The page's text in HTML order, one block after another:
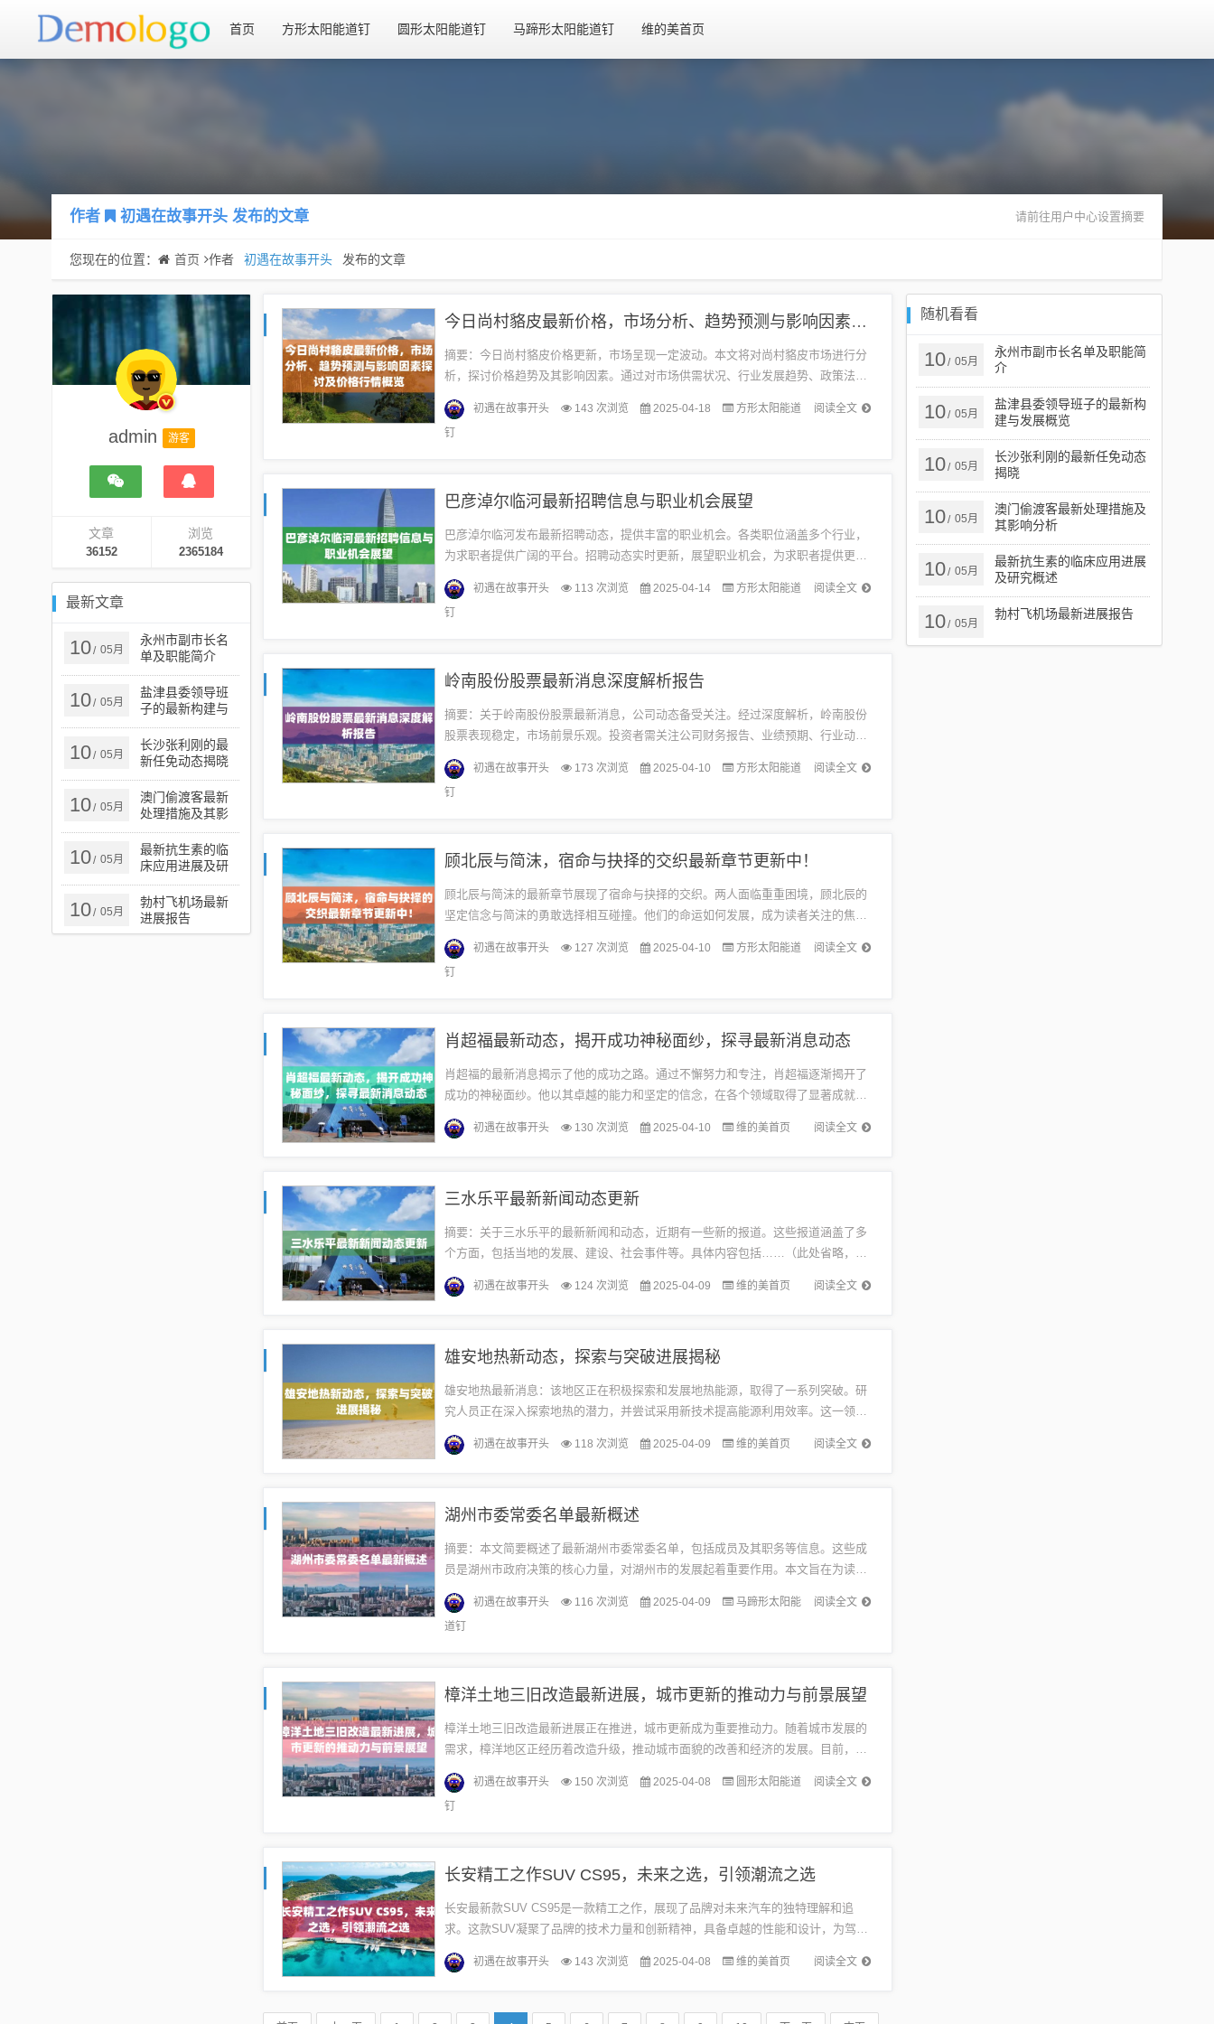
首页 方形太阳能道钉 圆形太阳能道钉 马蹄形太阳能道钉 维的美首页
作者 初遇在故事开头 发布的文章 请前往用户中心设置摘要
您现在的位置： 首页 作者 初遇在故事开头 发布的文章
admin 游客
文章
36152
浏览
2365184
最新文章
10/ 05月
永州市副市长名
单及职能简介
10/ 05月
盐津县委领导班
子的最新构建与
发展概览
10/ 05月
长沙张利刚的最
新任免动态揭晓
10/ 05月
澳门偷渡客最新
处理措施及其影
响分析
10/ 05月
最新抗生素的临
床应用进展及研
究概述
10/ 05月
勃村飞机场最新
进展报告
今日尚村貉皮最新价格，市场分析、趋势预测与影响因素探讨及价格行情概览
摘要：今日尚村貉皮价格更新，市场呈现一定波动。本文将对尚村貉皮市场进行分
析，探讨价格趋势及其影响因素。通过对市场供需状况、行业发展趋势、政策法规
等方面进行综合评估，预测未来尚村貉皮价格走势，为相关人士提供参考。尚村
貉...
阅读全文
初遇在故事开头 143 次浏览 2025-04-18
方形太阳能道
钉
巴彦淖尔临河最新招聘信息与职业机会展望
巴彦淖尔临河发布最新招聘动态，提供丰富的职业机会。各类职位涵盖多个行业，
为求职者提供广阔的平台。招聘动态实时更新，展望职业机会，为求职者提供更多
选择和更好的就业前景。巴彦淖尔临河最新招聘动态巴彦淖尔临河区作为内蒙古
西...
阅读全文
初遇在故事开头 113 次浏览 2025-04-14
方形太阳能道
钉
岭南股份股票最新消息深度解析报告
摘要：关于岭南股份股票最新消息，公司动态备受关注。经过深度解析，岭南股份
股票表现稳定，市场前景乐观。投资者需关注公司财务报告、业绩预期、行业动态
及相关政策等因素，以做出明智的投资决策。更多详细消息可进一步查询公司官
网...
阅读全文
初遇在故事开头 173 次浏览 2025-04-10
方形太阳能道
钉
顾北辰与简沫，宿命与抉择的交织最新章节更新中！
顾北辰与简沫的最新章节展现了宿命与抉择的交织。两人面临重重困境，顾北辰的
坚定信念与简沫的勇敢选择相互碰撞。他们的命运如何发展，成为读者关注的焦
点。章节中充满悬念和情感冲突，让人期待接下来的故事走向。宿命的阴影在最新
章...
阅读全文
初遇在故事开头 127 次浏览 2025-04-10
方形太阳能道
钉
肖超福最新动态，揭开成功神秘面纱，探寻最新消息动态
肖超福的最新消息揭示了他的成功之路。通过不懈努力和专注，肖超福逐渐揭开了
成功的神秘面纱。他以其卓越的能力和坚定的信念，在各个领域取得了显著成就。
肖超福的故事激励着人们，展示了一个努力奋斗、勇往直前的榜样。他的成功并
非...
阅读全文
初遇在故事开头 130 次浏览 2025-04-10 维的美首页
三水乐平最新新闻动态更新
摘要：关于三水乐平的最新新闻和动态，近期有一些新的报道。这些报道涵盖了多
个方面，包括当地的发展、建设、社会事件等。具体内容包括……（此处省略，因
为未提供具体新闻内容）。这些新闻动态反映了三水乐平的新发展和社会状况，
引...
阅读全文
初遇在故事开头 124 次浏览 2025-04-09 维的美首页
雄安地热新动态，探索与突破进展揭秘
雄安地热最新消息：该地区正在积极探索和发展地热能源，取得了一系列突破。研
究人员正在深入探索地热的潜力，并尝试采用新技术提高能源利用效率。这一领域
的进展将有助于推动雄安新区可持续发展，并为整个地区提供清洁、可持续的能
源...
阅读全文
初遇在故事开头 118 次浏览 2025-04-09 维的美首页
湖州市委常委名单最新概述
摘要：本文简要概述了最新湖州市委常委名单，包括成员及其职务等信息。这些成
员是湖州市政府决策的核心力量，对湖州市的发展起着重要作用。本文旨在为读者
提供关于湖州市委常委名单的简要信息。湖州市概况湖州市位于浙江省北部，地
处...
阅读全文
初遇在故事开头 116 次浏览 2025-04-09
马蹄形太阳能
道钉
樟洋土地三旧改造最新进展，城市更新的推动力与前景展望
樟洋土地三旧改造最新进展正在推进，城市更新成为重要推动力。随着城市发展的
需求，樟洋地区正经历着改造升级，推动城市面貌的改善和经济的发展。目前，该
地区的改造工作已取得一定成果，未来还将继续深化并拓展改造范围。展望未
来，...
阅读全文
初遇在故事开头 150 次浏览 2025-04-08
圆形太阳能道
钉
长安精工之作SUV CS95，未来之选，引领潮流之选
长安最新款SUV CS95是一款精工之作，展现了品牌对未来汽车的独特理解和追
求。这款SUV凝聚了品牌的技术力量和创新精神，具备卓越的性能和设计，为驾驶
者带来极致的驾驶体验。作为未来之选，CS95将引领消费者进入全新的...
阅读全文
初遇在故事开头 143 次浏览 2025-04-08 维的美首页
随机看看
10/ 05月
永州市副市长名单及职能简
介
10/ 05月
盐津县委领导班子的最新构
建与发展概览
10/ 05月
长沙张利刚的最新任免动态
揭晓
10/ 05月
澳门偷渡客最新处理措施及
其影响分析
10/ 05月
最新抗生素的临床应用进展
及研究概述
10/ 05月
勃村飞机场最新进展报告